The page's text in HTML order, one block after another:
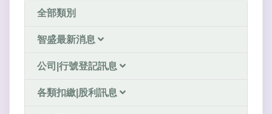
全部類別
智盛最新消息
公司|行號登記訊息
各類扣繳|股利訊息